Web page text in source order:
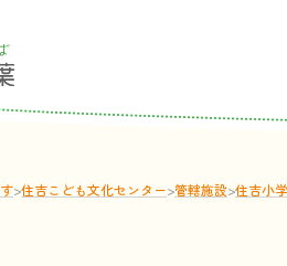
す>住吉こども文化センター>管轄施設>住吉小